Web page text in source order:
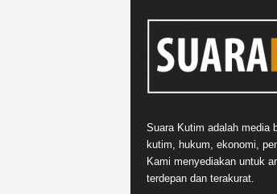
Suara Kutim adalah media
kutim, hukum, ekonomi,
Kami menyediakan untuk
terdepan dan terakurat.